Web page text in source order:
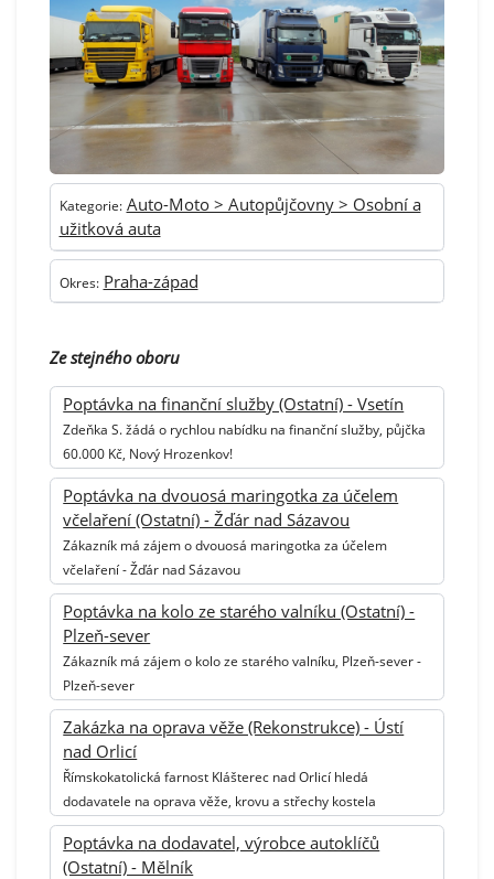
Kategorie: Auto-Moto > Autopůjčovny > Osobní a
užitková auta
Okres: Praha-západ
Ze stejného oboru
Poptávka na finanční služby (Ostatní) - Vsetín
Zdeňka S. žádá o rychlou nabídku na finanční služby, půjčka
60.000 Kč, Nový Hrozenkov!
Poptávka na dvouosá maringotka za účelem
včelaření (Ostatní) - Žďár nad Sázavou
Zákazník má zájem o dvouosá maringotka za účelem
včelaření - Žďár nad Sázavou
Poptávka na kolo ze starého valníku (Ostatní) -
Plzeň-sever
Zákazník má zájem o kolo ze starého valníku, Plzeň-sever -
Plzeň-sever
Zakázka na oprava věže (Rekonstrukce) - Ústí
nad Orlicí
Římskokatolická farnost Klášterec nad Orlicí hledá
dodavatele na oprava věže, krovu a střechy kostela
Poptávka na dodavatel, výrobce autoklíčů
(Ostatní) - Mělník